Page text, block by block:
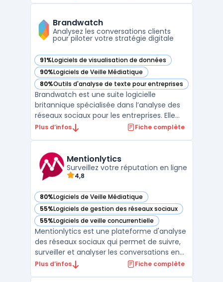
canaux, automatiser une partie du travail
éditorial et suivr ...
Brandwatch
Analysez les conversations clients
pour piloter votre stratégie digitale
91%Logiciels de visualisation de données
— voir Brandwatch dans cette catégorie
90%Logiciels de Veille Médiatique
— voir Brandwatch dans cette catégorie
80%Outils d'analyse de texte pour entreprises
— voir Brandwatch dans cette catégorie
Brandwatch est une suite logicielle
britannique spécialisée dans l’analyse des
réseaux sociaux pour les entreprises. Elle
permet la collecte, l’analyse et l’utilisation
organisations gérant de grands volumes de
mentions sur le ...
Plus d’infos Fiche complète
Mentionlytics
Surveillez votre réputation en ligne
4,8
80%Logiciels de Veille Médiatique
— voir Mentionlytics dans cette catégorie
55%Logiciels de gestion des réseaux sociaux
— voir Mentionlytics dans cette catégorie
55%Logiciels de veille concurrentielle
— voir Mentionlytics dans cette catégorie
Mentionlytics est une plateforme d'analyse
des réseaux sociaux qui permet de suivre,
surveiller et analyser les conversations en
ligne sur votre marque, votre industrie et
Plus d’infos Fiche complète